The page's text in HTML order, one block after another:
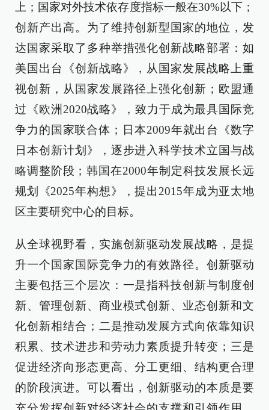
上；国家对外技术依存度指标一般在30%以下；
创新产出高。为了维持创新型国家的地位，发
达国家采取了多种举措强化创新战略部署：如
美国出台《创新战略》，从国家发展战略上重
视创新，从国家发展路径上强化创新；欧盟通
过《欧洲2020战略》，致力于成为最具国际竞
争力的国家联合体；日本2009年就出台《数字
日本创新计划》，逐步进入科学技术立国与战
略调整阶段；韩国在2000年制定科技发展长远
规划《2025年构想》，提出2015年成为亚太地
区主要研究中心的目标。
从全球视野看，实施创新驱动发展战略，是提
升一个国家国际竞争力的有效路径。创新驱动
主要包括三个层次：一是指科技创新与制度创
新、管理创新、商业模式创新、业态创新和文
化创新相结合；二是推动发展方式向依靠知识
积累、技术进步和劳动力素质提升转变；三是
促进经济向形态更高、分工更细、结构更合理
的阶段演进。可以看出，创新驱动的本质是要